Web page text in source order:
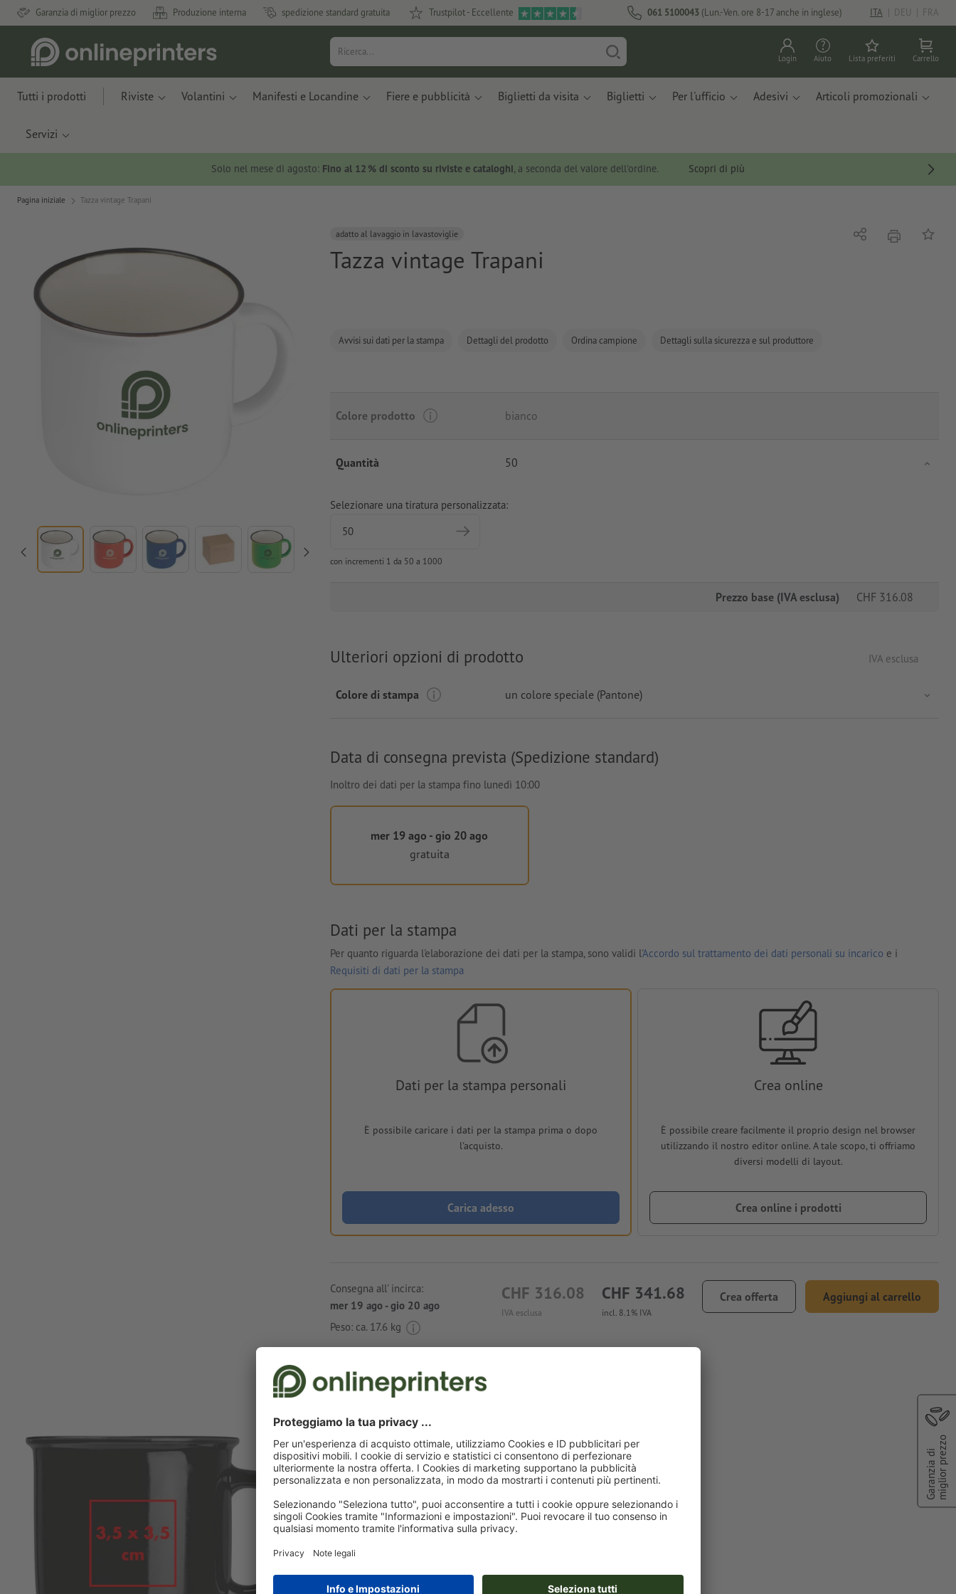
Garanzia di miglior prezzo Produzione interna spedizione standard gratuita Trustpilot - Eccellente 061 5100043 (Lun.-Ven. ore 8-17 anche in inglese) ITA | DEU | FRA
Login Aiuto Lista preferiti Carrello
Tutti i prodotti Riviste Volantini Manifesti e Locandine Fiere e pubblicità Biglietti da visita Biglietti Per l'ufficio Adesivi Articoli promozionali
Servizi
Solo nel mese di agosto: Fino al 12 % di sconto su riviste e cataloghi, a seconda del valore dell'ordine. Scopri di più
Pagina iniziale Tazza vintage Trapani
adatto al lavaggio in lavastoviglie
Tazza vintage Trapani
Avvisi sui dati per la stampa Dettagli del prodotto Ordina campione Dettagli sulla sicurezza e sul produttore
Condividistamparealla
Colore prodotto bianco
Quantità 50
Selezionare una tiratura personalizzata:
con incrementi 1 da 50 a 1000
Prezzo base (IVA esclusa) CHF 316.08
Ulteriori opzioni di prodotto IVA esclusa
Colore di stampa un colore speciale (Pantone)
Data di consegna prevista (Spedizione standard)
Inoltro dei dati per la stampa fino lunedì 10:00
mer 19 ago - gio 20 ago
gratuita
Dati per la stampa
Per quanto riguarda l'elaborazione dei dati per la stampa, sono validi l'Accordo sul trattamento dei dati personali su incarico e i
Requisiti di dati per la stampa
Dati per la stampa personali
È possibile caricare i dati per la stampa prima o dopo
l'acquisto.
Carica adesso
Crea online
È possibile creare facilmente il proprio design nel browser
utilizzando il nostro editor online. A tale scopo, ti offriamo
diversi modelli di layout.
Crea online i prodotti
IVA esclusa
CHF 316.08
incl. 8.1% IVA
CHF 341.68 Crea offerta Aggiungi al carrello
Consegna all' incirca:
mer 19 ago - gio 20 ago
Peso: ca. 17.6 kg
Formato dei dati: 3,5 x 3,5 cm
Come colori per il motivo è possibile scegliere fino a un massimo di due
colori speciali.
Nomina i campi di colore con il nome del colore target dell'area
cromatica Pantone FORMULA GUIDE Solid Coated (ad es. "Pantone 286
Garanzia dimiglior prezzo